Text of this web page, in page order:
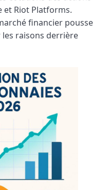
et Riot Platforms.
financier pousse
les raisons derrière